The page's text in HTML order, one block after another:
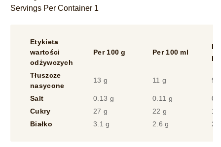
Servings Per Container 1
Etykieta
wartości
odżywczych
Per 100 g Per 100 ml
Tłuszcze
nasycone
13 g 11 g
Salt 0.13 g 0.11 g
Cukry
27 g 22 g
Białko
3.1 g 2.6 g